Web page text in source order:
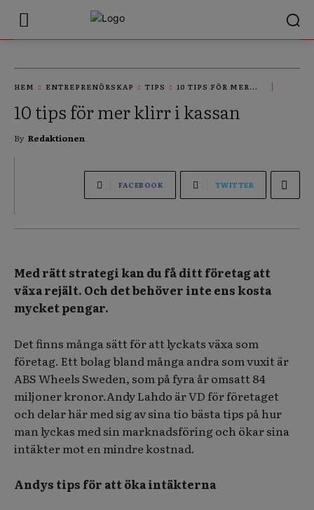
HEM ENTREPRENÖRSKAP TIPS 10 TIPS FÖR MER...
10 tips för mer klirr i kassan
By Redaktionen
FACEBOOK TWITTER
Med rätt strategi kan du få ditt företag att
växa rejält. Och det behöver inte ens kosta
mycket pengar.
Det finns många sätt för att lyckats växa som
företag. Ett bolag bland många andra som vuxit är
ABS Wheels Sweden, som på fyra år omsatt 84
miljoner kronor.Andy Lahdo är VD för företaget
och delar här med sig av sina tio bästa tips på hur
man lyckas med sin marknadsföring och ökar sina
intäkter mot en mindre kostnad.
Andys tips för att öka intäkterna